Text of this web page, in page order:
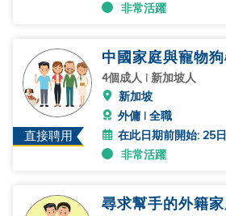
非常活躍
直接聘用
中國家庭與寵物
4個成人 | 新加坡人
新加坡
外傭 | 全職
在此日期前開始: 25
非常活躍
尋求幫手的外籍